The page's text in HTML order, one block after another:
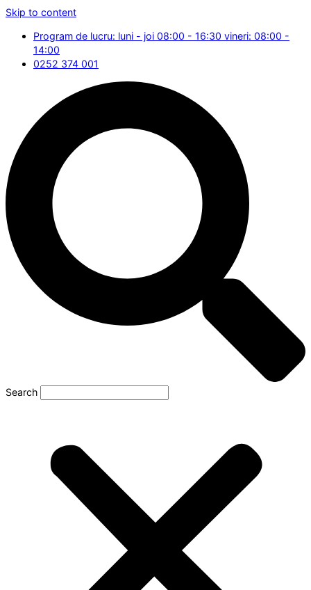
Skip to content
Program de lucru: luni - joi 08:00 - 16:30 vineri: 08:00 -
14:00
0252 374 001
Search